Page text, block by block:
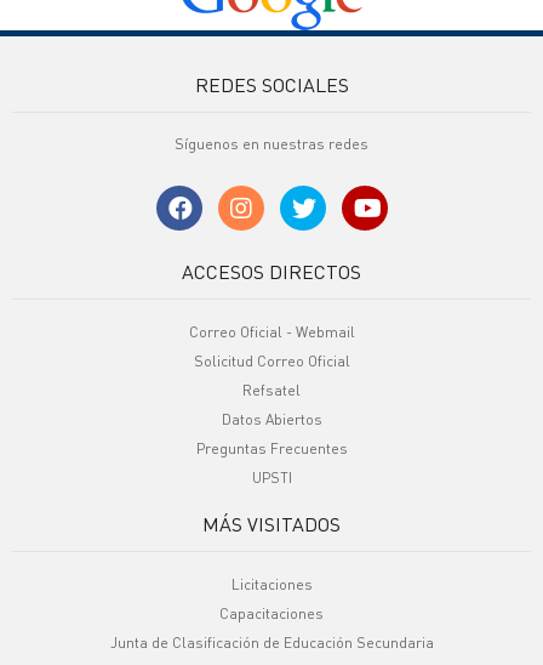
REDES SOCIALES
Síguenos en nuestras redes
ACCESOS DIRECTOS
Correo Oficial - Webmail
Solicitud Correo Oficial
Refsatel
Datos Abiertos
Preguntas Frecuentes
UPSTI
MÁS VISITADOS
Licitaciones
Capacitaciones
Junta de Clasificación de Educación Secundaria